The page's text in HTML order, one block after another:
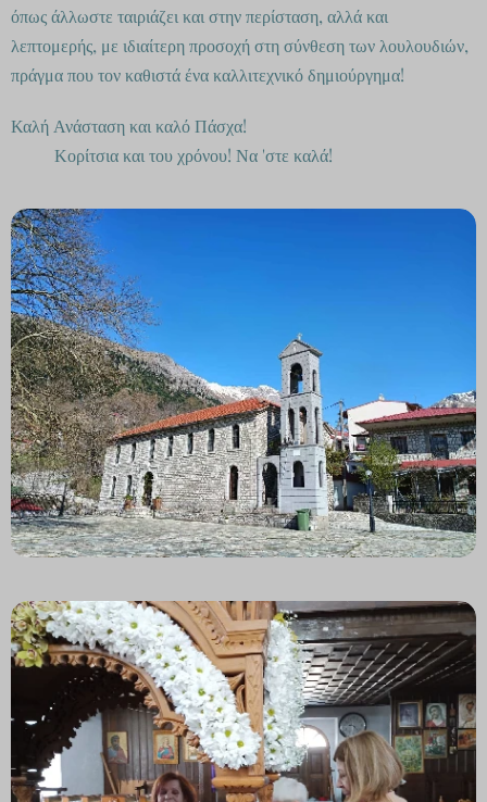
όπως άλλωστε ταιριάζει και στην περίσταση, αλλά και
λεπτομερής, με ιδιαίτερη προσοχή στη σύνθεση των λουλουδιών,
πράγμα που τον καθιστά ένα καλλιτεχνικό δημιούργημα!
Καλή Ανάσταση και καλό Πάσχα!
Κορίτσια και του χρόνου! Να 'στε καλά!